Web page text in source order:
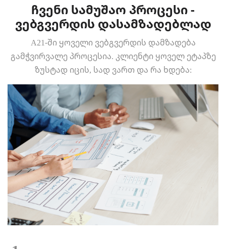
ჩვენი სამუშაო პროცესი -
ვებგვერდის დასამზადებლად
A21-ში ყოველი ვებგვერდის დამზადება
გამჭვირვალე პროცესია. კლიენტი ყოველ ეტაპზე
ზუსტად იცის, სად ვართ და რა ხდება: